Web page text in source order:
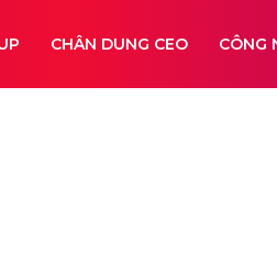
CHÂN DUNG CEO CÔNG